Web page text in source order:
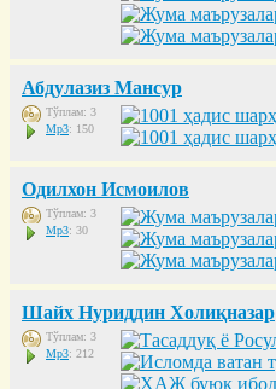
Абдулазиз Мансур
Тўплам: 3
Mp3: 150
Одилхон Исмоилов
Тўплам: 3
Mp3: 30
Шайх Нуриддин Холиқназар
Тўплам: 3
Mp3: 212